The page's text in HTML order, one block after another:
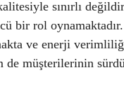
sınırlı
bir rol
ve enerji
de müşterilerinin